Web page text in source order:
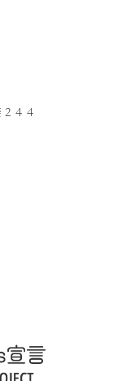
４４